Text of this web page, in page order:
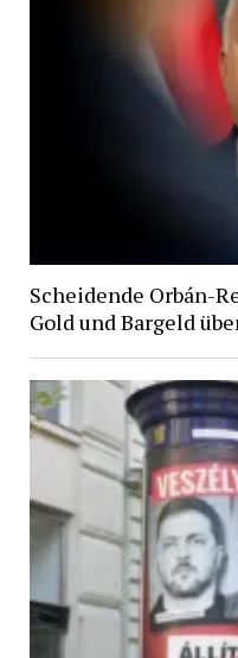
Scheidende Orbán-
Gold und Bargeld